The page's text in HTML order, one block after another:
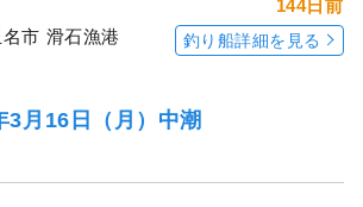
市 滑石漁港
144日前
釣り船詳細を見る
3月16日（月）中潮